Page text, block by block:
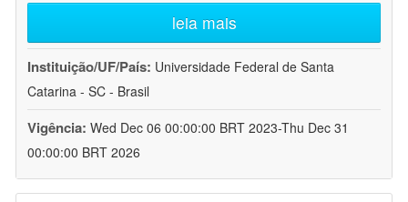
leia mais
Instituição/UF/País: Universidade Federal de Santa
Catarina - SC - Brasil
Vigência: Wed Dec 06 00:00:00 BRT 2023-Thu Dec 31
00:00:00 BRT 2026